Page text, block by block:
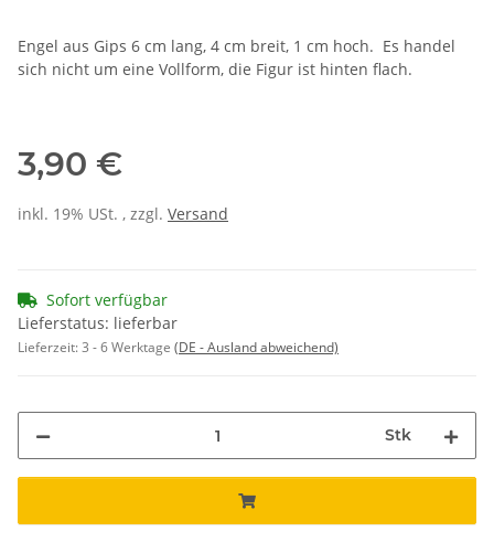
Engel aus Gips 6 cm lang, 4 cm breit, 1 cm hoch. Es handel
sich nicht um eine Vollform, die Figur ist hinten flach.
3,90 €
inkl. 19% USt. , zzgl. Versand
Sofort verfügbar
Lieferstatus: lieferbar
Lieferzeit:3 - 6 Werktage (DE - Ausland abweichend)
Stk